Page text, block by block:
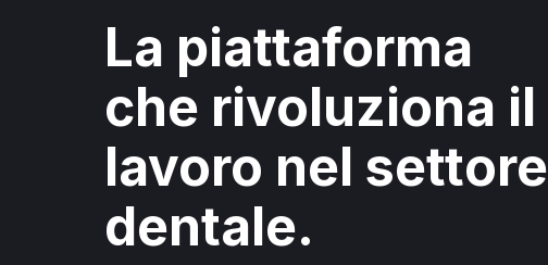
La piattaforma
che rivoluziona il
lavoro nel settore
dentale.